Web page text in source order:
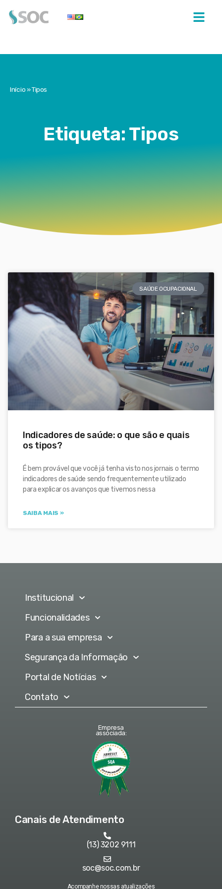
Início»Tipos
Etiqueta: Tipos
SAÚDE OCUPACIONAL
Indicadores de saúde: o que são e quais
os tipos?
É bem provável que você já tenha visto nos jornais o termo
indicadores de saúde sendo frequentemente utilizado
para explicar os avanços que tivemos nessa
SAIBA MAIS »
Institucional
Funcionalidades
Para a sua empresa
Segurança da Informação
Portal de Notícias
Contato
Empresa
associada:
Canais de Atendimento
(13) 3202 9111
soc@soc.com.br
Acompanhe nossas atualizações